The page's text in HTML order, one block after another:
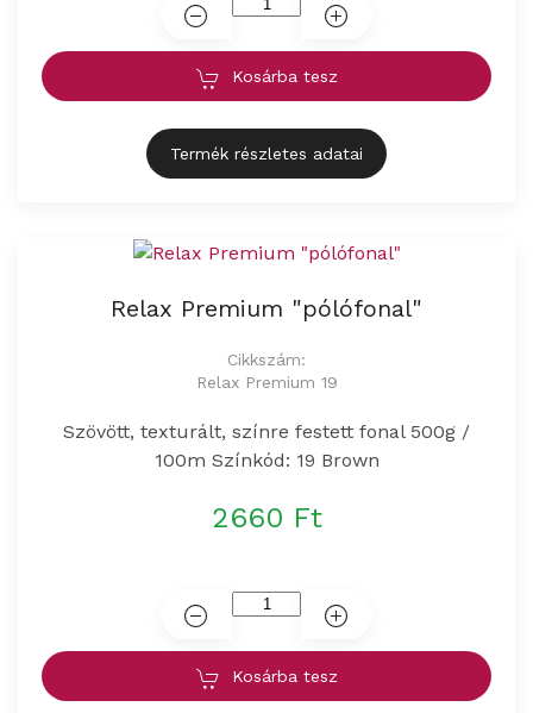
Kosárba tesz
Termék részletes adatai
Relax Premium "pólófonal"
Cikkszám:
Relax Premium 19
Szövött, texturált, színre festett fonal 500g /
100m Színkód: 19 Brown
2660 Ft
Kosárba tesz